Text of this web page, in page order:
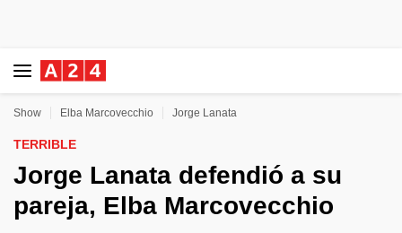
Show Elba Marcovecchio Jorge Lanata
TERRIBLE
Jorge Lanata defendió a su
pareja, Elba Marcovecchio